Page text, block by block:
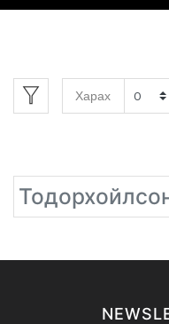
Харах